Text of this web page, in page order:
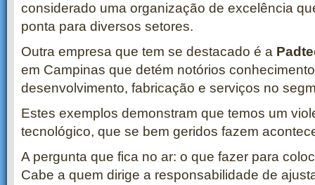
considerado uma organização de excelência
ponta para diversos setores.
Outra empresa que tem se destacado é a
em Campinas que detém notórios
desenvolvimento, fabricação e serviços no
Estes exemplos demonstram que temos um
tecnológico, que se bem geridos fazem
A pergunta que fica no ar: o que fazer para
Cabe a quem dirige a responsabilidade de